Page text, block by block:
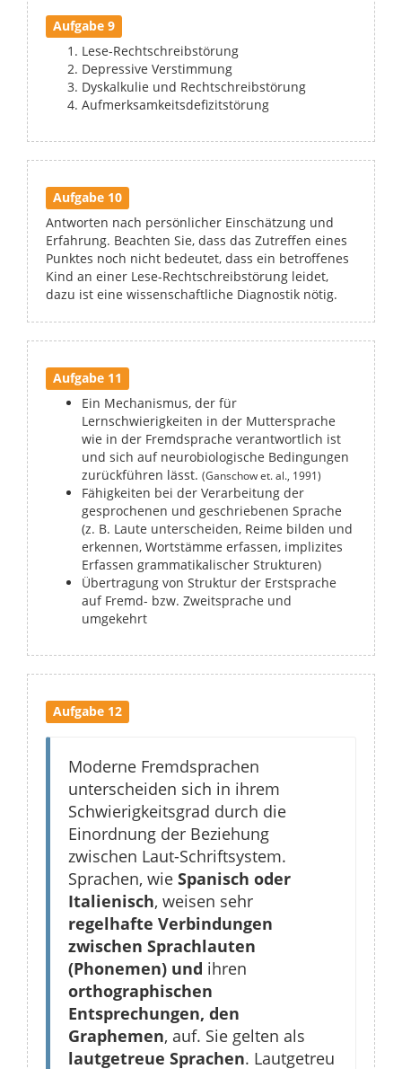
Aufgabe 9
Lese-Rechtschreibstörung
Depressive Verstimmung
Dyskalkulie und Rechtschreibstörung
Aufmerksamkeitsdefizitstörung
Aufgabe 10
Antworten nach persönlicher Einschätzung und
Erfahrung. Beachten Sie, dass das Zutreffen eines
Punktes noch nicht bedeutet, dass ein betroffenes
Kind an einer Lese-Rechtschreibstörung leidet,
dazu ist eine wissenschaftliche Diagnostik nötig.
Aufgabe 11
Ein Mechanismus, der für
Lernschwierigkeiten in der Muttersprache
wie in der Fremdsprache verantwortlich ist
und sich auf neurobiologische Bedingungen
zurückführen lässt. (Ganschow et. al., 1991)
Fähigkeiten bei der Verarbeitung der
gesprochenen und geschriebenen Sprache
(z. B. Laute unterscheiden, Reime bilden und
erkennen, Wortstämme erfassen, implizites
Erfassen grammatikalischer Strukturen)
Übertragung von Struktur der Erstsprache
auf Fremd- bzw. Zweitsprache und
umgekehrt
Aufgabe 12
Moderne Fremdsprachen
unterscheiden sich in ihrem
Schwierigkeitsgrad durch die
Einordnung der Beziehung
zwischen Laut-Schriftsystem.
Sprachen, wie Spanisch oder
Italienisch, weisen sehr
regelhafte Verbindungen
zwischen Sprachlauten
(Phonemen) und ihren
orthographischen
Entsprechungen, den
Graphemen, auf. Sie gelten als
lautgetreue Sprachen. Lautgetreu